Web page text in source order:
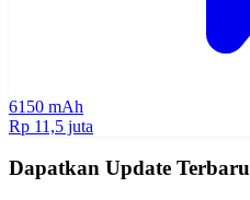
6150 mAh
Rp 11,5 juta
Dapatkan Update Terbaru